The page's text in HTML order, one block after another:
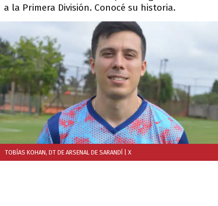
a la Primera División. Conocé su historia.
TOBÍAS KOHAN, DT DE ARSENAL DE SARANDÍ | X